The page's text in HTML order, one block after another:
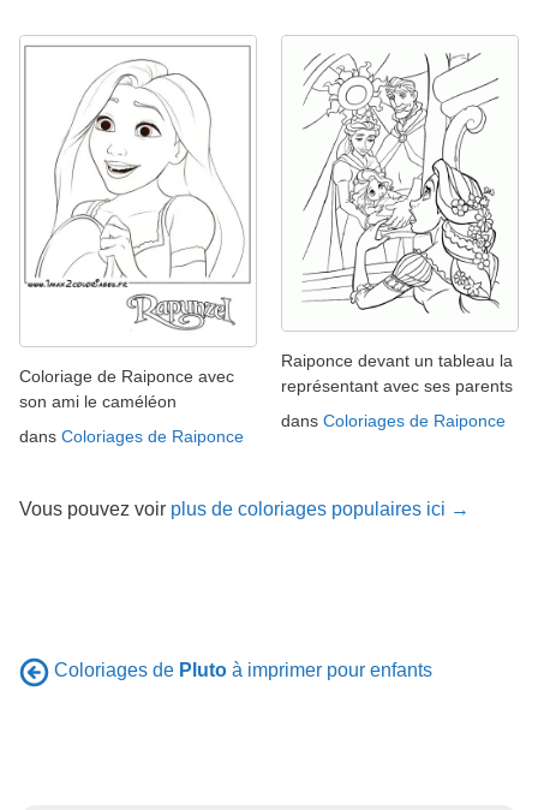
Coloriage de Raiponce avec
son ami le caméléon
dans Coloriages de Raiponce
Raiponce devant un tableau la
représentant avec ses parents
dans Coloriages de Raiponce
Vous pouvez voir plus de coloriages populaires ici →
Coloriages de Pluto à imprimer pour enfants